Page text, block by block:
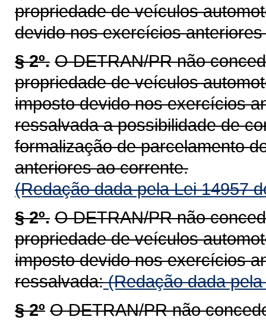
propriedade de veículos
devido nos exercícios
§ 2º. O DETRAN/PR não
propriedade de veículos
imposto devido nos exercícios
ressalvada a possibilidade de
formalização de parcelamento
anteriores ao corrente.
(Redação dada pela Lei 14957
§ 2º. O DETRAN/PR não
propriedade de veículos
imposto devido nos exercícios
ressalvada:(Redação dada
§ 2º O DETRAN/PR não